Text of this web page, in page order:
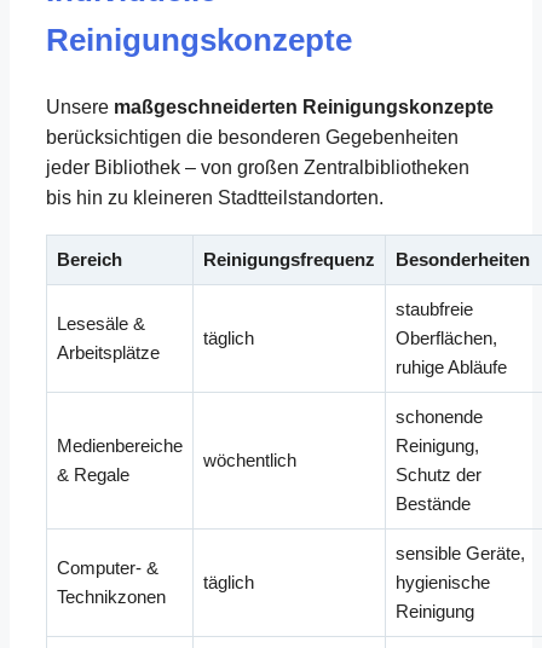
Reinigungskonzepte
Unsere maßgeschneiderten Reinigungskonzepte
berücksichtigen die besonderen Gegebenheiten
jeder Bibliothek – von großen Zentralbibliotheken
bis hin zu kleineren Stadtteilstandorten.
Bereich Reinigungsfrequenz Besonderheiten
Lesesäle &
Arbeitsplätze
täglich
staubfreie
Oberflächen,
ruhige Abläufe
Medienbereiche
& Regale
wöchentlich
schonende
Reinigung,
Schutz der
Bestände
Computer- &
Technikzonen
täglich
sensible Geräte,
hygienische
Reinigung